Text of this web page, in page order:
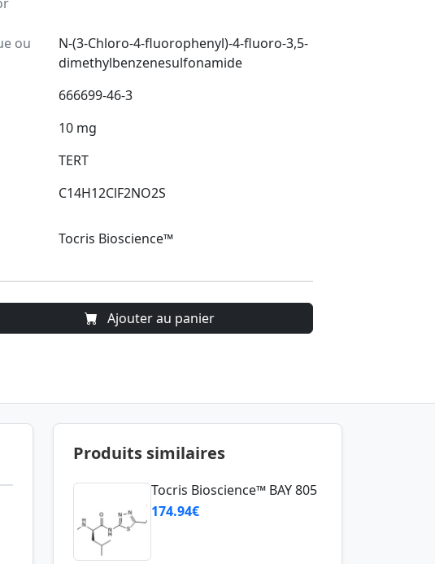
dimethylbenzenesulfonamide
666699-46-3
10 mg
TERT
C14H12ClF2NO2S
174.94€